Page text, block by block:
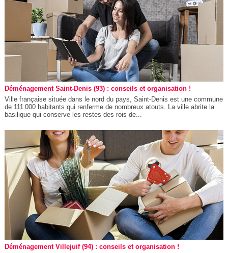
Déménagement Saint-Denis (93) : conseils et organisation !
Ville française située dans le nord du pays, Saint-Denis est une commune
de 111 000 habitants qui renferme de nombreux atouts. La ville abrite la
basilique qui conserve les restes des rois de...
Déménagement Villejuif (94) : conseils et organisation !